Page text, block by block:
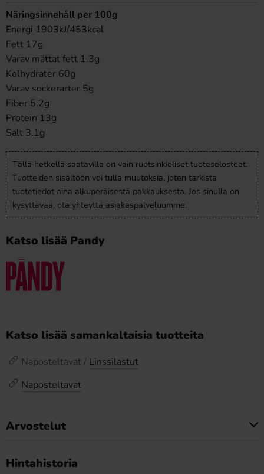
Näringsinnehåll per 100g
Energi 1903kJ/453kcal
Fett 17g
Varav mättat fett 1.3g
Kolhydrater 60g
Varav sockerarter 5g
Fiber 5.2g
Protein 13g
Salt 3.1g
Tällä hetkellä saatavilla on vain ruotsinkieliset tuoteselosteet.
Tuotteiden sisältöön voi tulla muutoksia, joten tarkista
tuotetiedot aina alkuperäisestä pakkauksesta. Jos sinulla on
kysyttävää, ota yhteyttä asiakaspalveluumme.
Katso lisää Pandy
Katso lisää samankaltaisia tuotteita
Naposteltavat / Linssilastut
Naposteltavat
Arvostelut
Hintahistoria